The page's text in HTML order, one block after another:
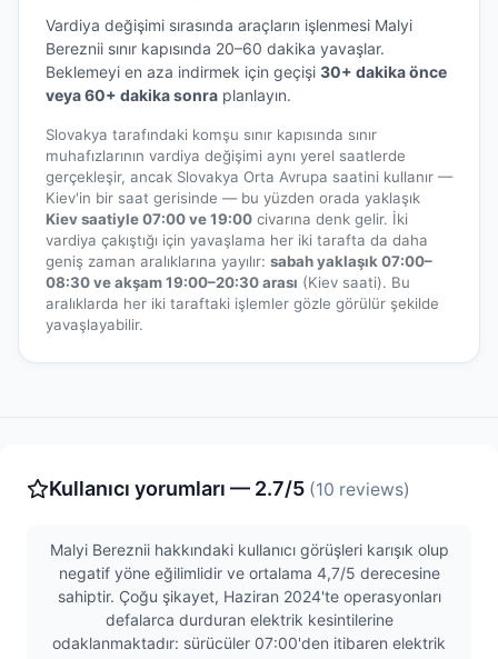
Vardiya değişimi sırasında araçların işlenmesi Malyi
Bereznii sınır kapısında 20–60 dakika yavaşlar.
Beklemeyi en aza indirmek için geçişi 30+ dakika önce
veya 60+ dakika sonra planlayın.
Slovakya tarafındaki komşu sınır kapısında sınır
muhafızlarının vardiya değişimi aynı yerel saatlerde
gerçekleşir, ancak Slovakya Orta Avrupa saatini kullanır —
Kiev'in bir saat gerisinde — bu yüzden orada yaklaşık
Kiev saatiyle 07:00 ve 19:00 civarına denk gelir. İki
vardiya çakıştığı için yavaşlama her iki tarafta da daha
geniş zaman aralıklarına yayılır: sabah yaklaşık 07:00–
08:30 ve akşam 19:00–20:30 arası (Kiev saati). Bu
aralıklarda her iki taraftaki işlemler gözle görülür şekilde
yavaşlayabilir.
Kullanıcı yorumları — 2.7/5 (10 reviews)
Malyi Bereznii hakkındaki kullanıcı görüşleri karışık olup
negatif yöne eğilimlidir ve ortalama 4,7/5 derecesine
sahiptir. Çoğu şikayet, Haziran 2024'te operasyonları
defalarca durduran elektrik kesintilerine
odaklanmaktadır: sürücüler 07:00'den itibaren elektrik